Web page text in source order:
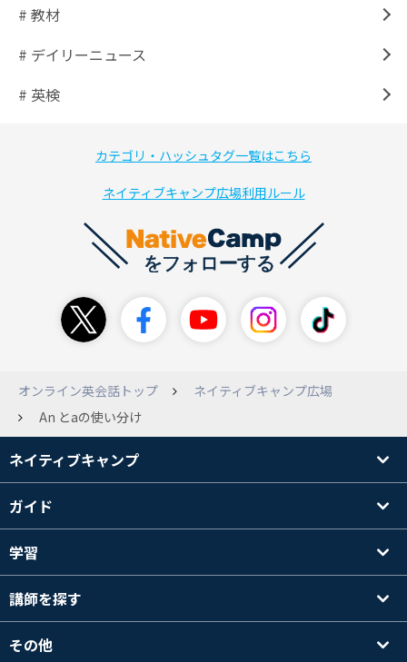
# 教材
# デイリーニュース
# 英検
カテゴリ・ハッシュタグ一覧はこちら
ネイティブキャンプ広場利用ルール
オンライン英会話トップ
ネイティブキャンプ広場
An とaの使い分け
ネイティブキャンプ
ガイド
学習
講師を探す
その他